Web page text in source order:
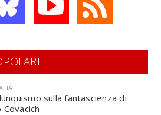
sulla fantascienza di
Covacich